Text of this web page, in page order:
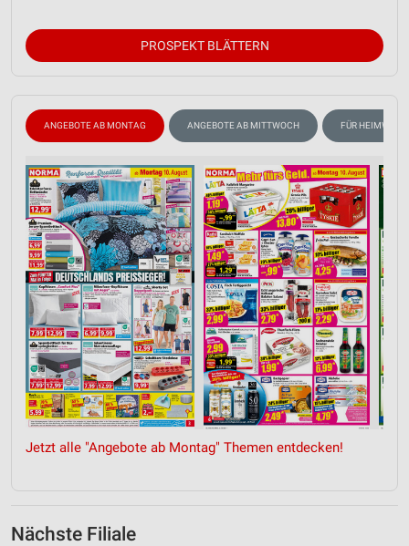
PROSPEKT BLÄTTERN
ANGEBOTE AB MONTAG ANGEBOTE AB MITTWOCH FÜR
Jetzt alle "Angebote ab Montag" Themen entdecken!
Nächste Filiale